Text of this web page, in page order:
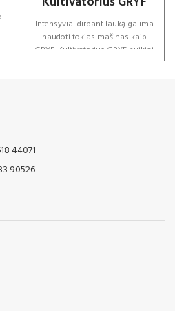
Intensyviai dirbant lauką galima
naudoti tokias mašinas kaip
GRYF. Kultivatorius GRYF puikiai
noragėliai, labai gerai supureną
garantuoja norimą efektą. Verta
44071
90526